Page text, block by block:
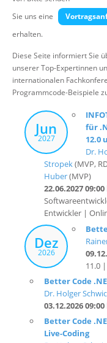
um ein indviduelles
Diese Seite informiert Sie
internationalen
Programmcode-Beispiele
2027
12.0
Dr.
Stropek
(MVP,
Huber
(MVP)
22.06.2027 09:00
Entwickler |
Dez
2026
11.0
Better Code
Dr. Holger
03.12.2026
Better Code
Live-Coding
Dr. Holger
01.12.2026 09:00